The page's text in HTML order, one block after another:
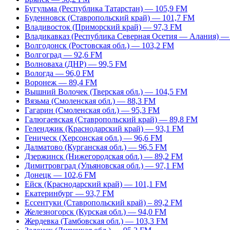
Бугульма (Республика Татарстан) — 105,9 FM
Буденновск (Ставропольский край) — 101,7 FM
Владивосток (Приморский край) — 97,3 FM
Владикавказ (Республика Северная Осетия — Алания)
Волгодонск (Ростовская обл.) — 103,2 FM
Волгоград — 92,6 FM
Волноваха (ДНР) — 99,5 FM
Вологда — 96,0 FM
Воронеж — 89,4 FM
Вышний Волочек (Тверская обл.) — 104,5 FM
Вязьма (Смоленская обл.) — 88,3 FM
Гагарин (Смоленская обл.) — 95,3 FM
Галюгаевская (Ставропольский край) — 89,8 FM
Геленджик (Краснодарский край) — 93,1 FM
Геническ (Херсонская обл.) — 96,6 FM
Далматово (Курганская обл.) — 96,5 FM
Дзержинск (Нижегородская обл.) — 89,2 FM
Димитровград (Ульяновская обл.) — 97,1 FM
Донецк — 102,6 FM
Ейск (Краснодарский край) — 101,1 FM
Екатеринбург — 93,7 FM
Ессентуки (Ставропольский край) – 89,2 FM
Железногорск (Курская обл.) — 94,0 FM
Жердевка (Тамбовская обл.) — 103,3 FM